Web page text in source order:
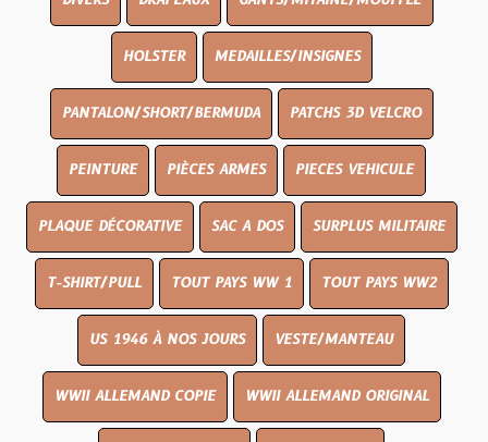
HOLSTER MEDAILLES/INSIGNES
PANTALON/SHORT/BERMUDA PATCHS 3D VELCRO
PEINTURE PIÈCES ARMES PIECES VEHICULE
PLAQUE DÉCORATIVE SAC A DOS SURPLUS MILITAIRE
T-SHIRT/PULL TOUT PAYS WW 1 TOUT PAYS WW2
US 1946 À NOS JOURS VESTE/MANTEAU
WWII ALLEMAND COPIE WWII ALLEMAND ORIGINAL